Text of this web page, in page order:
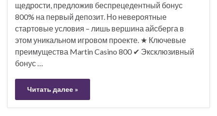
щедрости, предложив беспрецедентный бонус
800% на первый депозит. Но невероятные
стартовые условия – лишь вершина айсберга в
этом уникальном игровом проекте. ★ Ключевые
преимущества Martin Casino 800 ✔ Эксклюзивный
бонус …
Читать далее »